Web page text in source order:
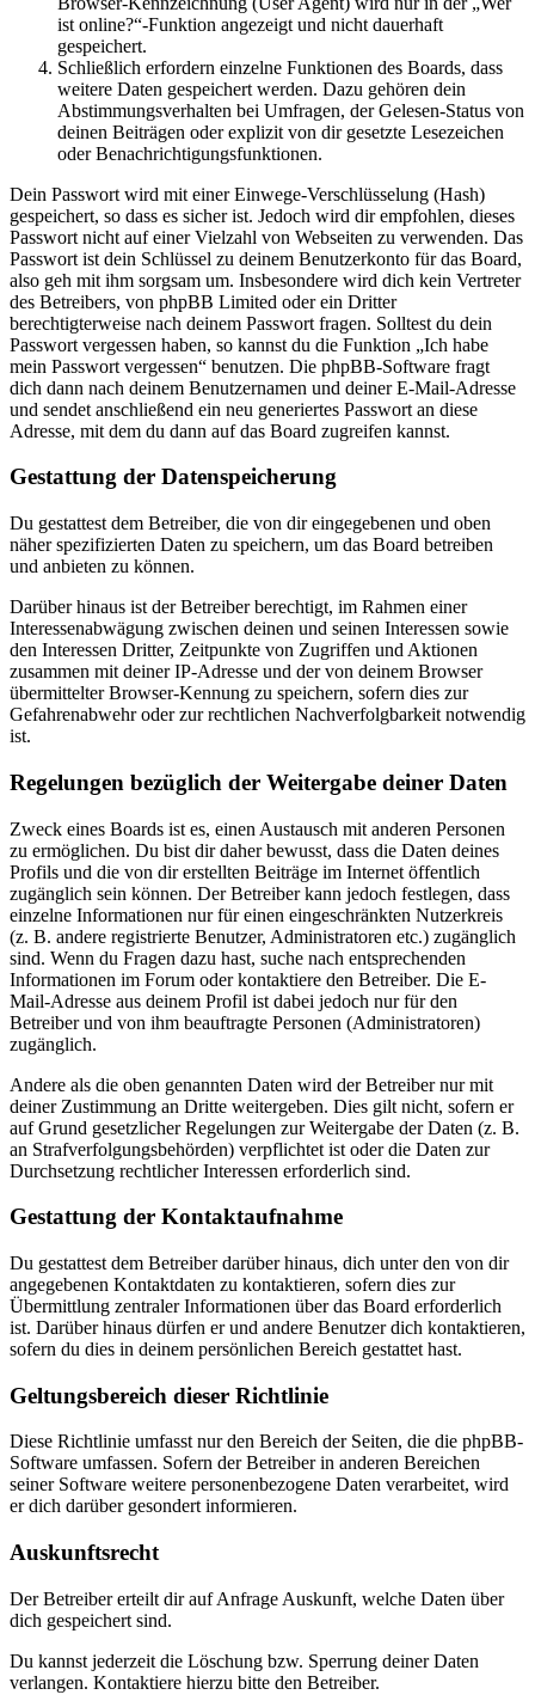
ist online?“-Funktion angezeigt und nicht dauerhaft
gespeichert.
Schließlich erfordern einzelne Funktionen des Boards, dass
weitere Daten gespeichert werden. Dazu gehören dein
Abstimmungsverhalten bei Umfragen, der Gelesen-Status von
deinen Beiträgen oder explizit von dir gesetzte Lesezeichen
oder Benachrichtigungsfunktionen.
Dein Passwort wird mit einer Einwege-Verschlüsselung (Hash)
gespeichert, so dass es sicher ist. Jedoch wird dir empfohlen, dieses
Passwort nicht auf einer Vielzahl von Webseiten zu verwenden. Das
Passwort ist dein Schlüssel zu deinem Benutzerkonto für das Board,
also geh mit ihm sorgsam um. Insbesondere wird dich kein Vertreter
des Betreibers, von phpBB Limited oder ein Dritter
berechtigterweise nach deinem Passwort fragen. Solltest du dein
Passwort vergessen haben, so kannst du die Funktion „Ich habe
mein Passwort vergessen“ benutzen. Die phpBB-Software fragt
dich dann nach deinem Benutzernamen und deiner E-Mail-Adresse
und sendet anschließend ein neu generiertes Passwort an diese
Adresse, mit dem du dann auf das Board zugreifen kannst.
Gestattung der Datenspeicherung
Du gestattest dem Betreiber, die von dir eingegebenen und oben
näher spezifizierten Daten zu speichern, um das Board betreiben
und anbieten zu können.
Darüber hinaus ist der Betreiber berechtigt, im Rahmen einer
Interessenabwägung zwischen deinen und seinen Interessen sowie
den Interessen Dritter, Zeitpunkte von Zugriffen und Aktionen
zusammen mit deiner IP-Adresse und der von deinem Browser
übermittelter Browser-Kennung zu speichern, sofern dies zur
Gefahrenabwehr oder zur rechtlichen Nachverfolgbarkeit notwendig
ist.
Regelungen bezüglich der Weitergabe deiner Daten
Zweck eines Boards ist es, einen Austausch mit anderen Personen
zu ermöglichen. Du bist dir daher bewusst, dass die Daten deines
Profils und die von dir erstellten Beiträge im Internet öffentlich
zugänglich sein können. Der Betreiber kann jedoch festlegen, dass
einzelne Informationen nur für einen eingeschränkten Nutzerkreis
(z. B. andere registrierte Benutzer, Administratoren etc.) zugänglich
sind. Wenn du Fragen dazu hast, suche nach entsprechenden
Informationen im Forum oder kontaktiere den Betreiber. Die E-
Mail-Adresse aus deinem Profil ist dabei jedoch nur für den
Betreiber und von ihm beauftragte Personen (Administratoren)
zugänglich.
Andere als die oben genannten Daten wird der Betreiber nur mit
deiner Zustimmung an Dritte weitergeben. Dies gilt nicht, sofern er
auf Grund gesetzlicher Regelungen zur Weitergabe der Daten (z. B.
an Strafverfolgungsbehörden) verpflichtet ist oder die Daten zur
Durchsetzung rechtlicher Interessen erforderlich sind.
Gestattung der Kontaktaufnahme
Du gestattest dem Betreiber darüber hinaus, dich unter den von dir
angegebenen Kontaktdaten zu kontaktieren, sofern dies zur
Übermittlung zentraler Informationen über das Board erforderlich
ist. Darüber hinaus dürfen er und andere Benutzer dich kontaktieren,
sofern du dies in deinem persönlichen Bereich gestattet hast.
Geltungsbereich dieser Richtlinie
Diese Richtlinie umfasst nur den Bereich der Seiten, die die phpBB-
Software umfassen. Sofern der Betreiber in anderen Bereichen
seiner Software weitere personenbezogene Daten verarbeitet, wird
er dich darüber gesondert informieren.
Auskunftsrecht
Der Betreiber erteilt dir auf Anfrage Auskunft, welche Daten über
dich gespeichert sind.
Du kannst jederzeit die Löschung bzw. Sperrung deiner Daten
verlangen. Kontaktiere hierzu bitte den Betreiber.